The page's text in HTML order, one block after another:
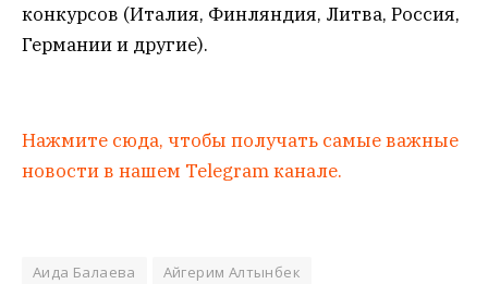
конкурсов (Италия, Финляндия, Литва, Россия,
Германии и другие).
Нажмите сюда, чтобы получать самые важные
новости в нашем Telegram канале.
Аида Балаева
Айгерим Алтынбек